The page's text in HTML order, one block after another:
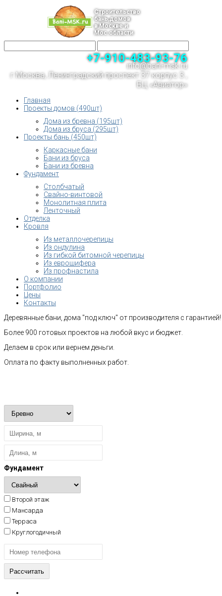
Строительство
бань,домов
в Москве и
Мос.области
+7-910-483-93-76
info@bani-msk.ru
г.Москва, Ленинградский проспект 37 корпус 3 ,
БЦ «Авиатор»
Главная
Проекты домов (490шт)
Дома из бревна (195шт)
Дома из бруса (295шт)
Проекты бань (450шт)
Каркасные бани
Бани из бруса
Бани из бревна
Фундамент
Столбчатый
Свайно-винтовой
Монолитная плита
Ленточный
Отделка
Кровля
Из металлочерепицы
Из ондулина
Из гибкой битомной черепицы
Из еврошифера
Из профнастила
О компании
Портфолио
Цены
Контакты
Деревянные бани, дома "под ключ" от производителя с гарантией!
Более 900 готовых проектов на любой вкус и бюджет.
Делаем в срок или вернем деньги.
Оплата по факту выполненных работ.
Фундамент
Второй этаж
Мансарда
Терраса
Круглогодичный